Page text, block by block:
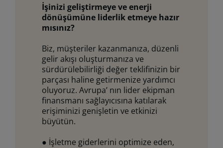
İşinizi geliştirmeye ve enerji
dönüşümüne liderlik etmeye hazır
mısınız?
Biz, müşteriler kazanmanıza, düzenli
gelir akışı oluşturmanıza ve
sürdürülebilirliği değer teklifinizin bir
parçası haline getirmenize yardımcı
oluyoruz. Avrupa’ nın lider ekipman
finansmanı sağlayıcısına katılarak
erişiminizi genişletin ve etkinizi
büyütün.
● İşletme giderlerini optimize eden,